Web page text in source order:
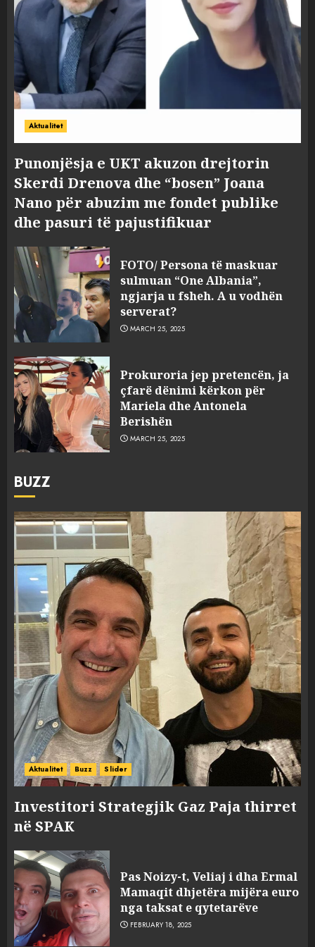
Aktualitet
Punonjësja e UKT akuzon drejtorin
Skerdi Drenova dhe “bosen” Joana
Nano për abuzim me fondet publike
dhe pasuri të pajustifikuar
FOTO/ Persona të maskuar
sulmuan “One Albania”,
ngjarja u fsheh. A u vodhën
serverat?
MARCH 25, 2025
Prokuroria jep pretencën, ja
çfarë dënimi kërkon për
Mariela dhe Antonela
Berishën
MARCH 25, 2025
BUZZ
Aktualitet Buzz Slider
Investitori Strategjik Gaz Paja thirret
në SPAK
Pas Noizy-t, Veliaj i dha Ermal
Mamaqit dhjetëra mijëra euro
nga taksat e qytetarëve
FEBRUARY 18, 2025